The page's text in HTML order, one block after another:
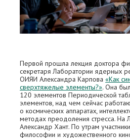
Первой прошла лекция доктора
секретаря Лаборатории ядерных
ОИЯИ Александра Карпова «Как
сверхтяжелые элементы?». Она
120 элементов Периодической
элементов, над чем сейчас
о космических аппаратах,
методах преодоления стресса. На
Александр Хант. По утрам
философии и художественного